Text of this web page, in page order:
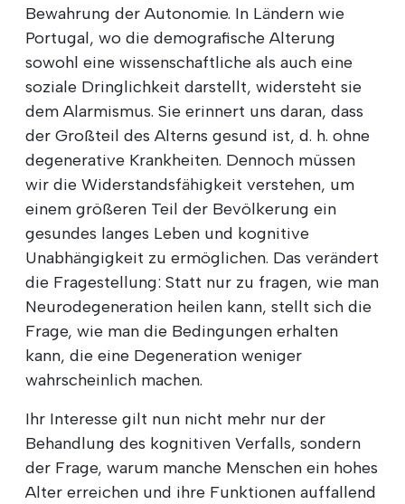
Bewahrung der Autonomie. In Ländern wie
Portugal, wo die demografische Alterung
sowohl eine wissenschaftliche als auch eine
soziale Dringlichkeit darstellt, widersteht sie
dem Alarmismus. Sie erinnert uns daran, dass
der Großteil des Alterns gesund ist, d. h. ohne
degenerative Krankheiten. Dennoch müssen
wir die Widerstandsfähigkeit verstehen, um
einem größeren Teil der Bevölkerung ein
gesundes langes Leben und kognitive
Unabhängigkeit zu ermöglichen. Das verändert
die Fragestellung: Statt nur zu fragen, wie man
Neurodegeneration heilen kann, stellt sich die
Frage, wie man die Bedingungen erhalten
kann, die eine Degeneration weniger
wahrscheinlich machen.
Ihr Interesse gilt nun nicht mehr nur der
Behandlung des kognitiven Verfalls, sondern
der Frage, warum manche Menschen ein hohes
Alter erreichen und ihre Funktionen auffallend